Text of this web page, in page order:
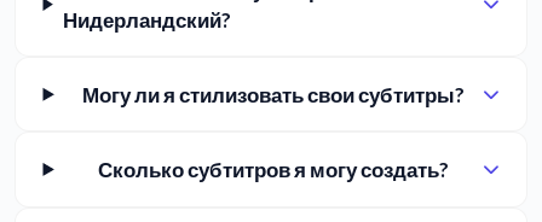
Нидерландский?
Могу ли я стилизовать свои субтитры?
Сколько субтитров я могу создать?